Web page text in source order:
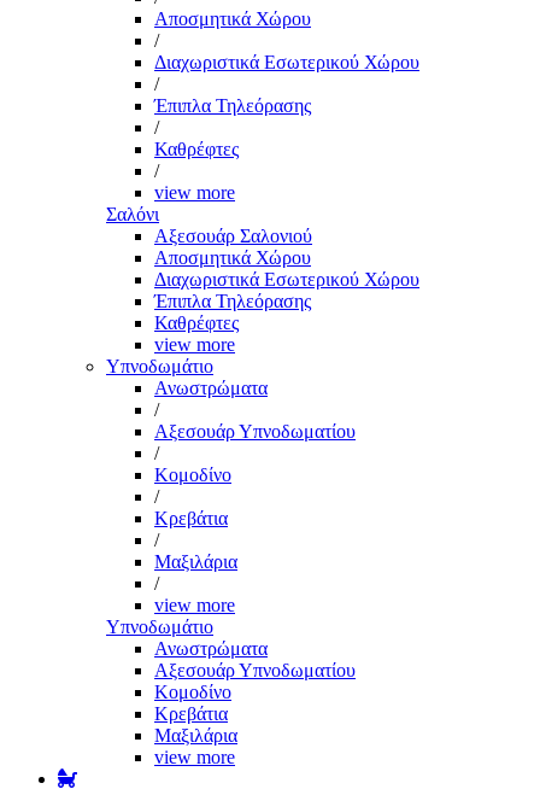
Αποσμητικά Χώρου
/
Διαχωριστικά Εσωτερικού Χώρου
/
Έπιπλα Τηλεόρασης
/
Καθρέφτες
/
view more
Σαλόνι
Αξεσουάρ Σαλονιού
Αποσμητικά Χώρου
Διαχωριστικά Εσωτερικού Χώρου
Έπιπλα Τηλεόρασης
Καθρέφτες
view more
Υπνοδωμάτιο
Ανωστρώματα
/
Αξεσουάρ Υπνοδωματίου
/
Κομοδίνο
/
Κρεβάτια
/
Μαξιλάρια
/
view more
Υπνοδωμάτιο
Ανωστρώματα
Αξεσουάρ Υπνοδωματίου
Κομοδίνο
Κρεβάτια
Μαξιλάρια
view more